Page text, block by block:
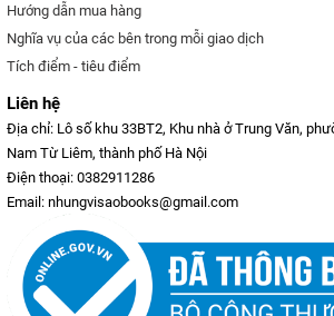
Hướng dẫn mua hàng
Nghĩa vụ của các bên trong mỗi giao dịch
Tích điểm - tiêu điểm
Liên hệ
Địa chỉ: Lô số khu 33BT2, Khu nhà ở Trung Văn,
Nam Từ Liêm, thành phố Hà Nội
Điện thoại: 0382911286
Email: nhungvisaobooks@gmail.com